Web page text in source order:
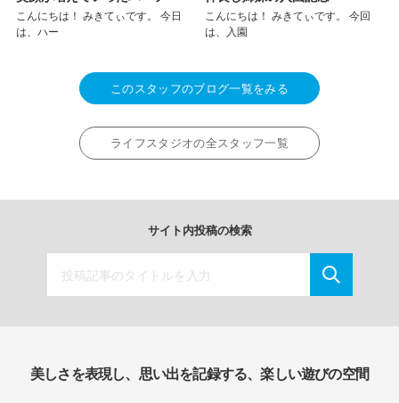
こんにちは！ みきてぃです。 今日
は、ハー
こんにちは！ みきてぃです。 今回
は、入園
このスタッフのブログ一覧をみる
ライフスタジオの全スタッフ一覧
サイト内投稿の検索
美しさを表現し、思い出を記録する、楽しい遊びの空間